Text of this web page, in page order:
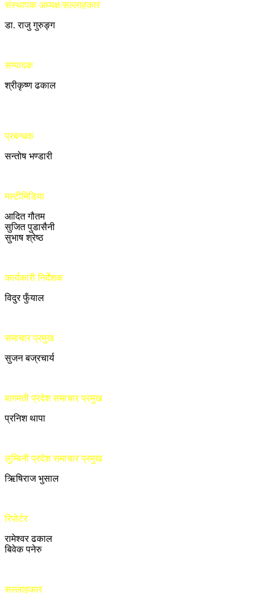
संस्थापक अध्यक्ष/सल्लाहकार
डा. राजु गुरुङ्ग
सम्पादक
श्रीकृष्ण ढकाल
प्रबन्धक
सन्तोष भण्डारी
मल्टीमिडिया
आदित गौतम
सुजित पुडासैनी
सुभाष श्रेष्ठ
कार्यकारी निर्देशक
विदुर फुँयाल
समाचार प्रमुख
सुजन बज्रचार्य
बागमती प्रदेश समाचार प्रमुख
प्रनिश थापा
लुम्बिनी प्रदेश समाचार प्रमुख
ऋिषिराज भुसाल
रिपोर्टर
रामेश्वर ढकाल
बिवेक पनेरु
सल्लाहकार